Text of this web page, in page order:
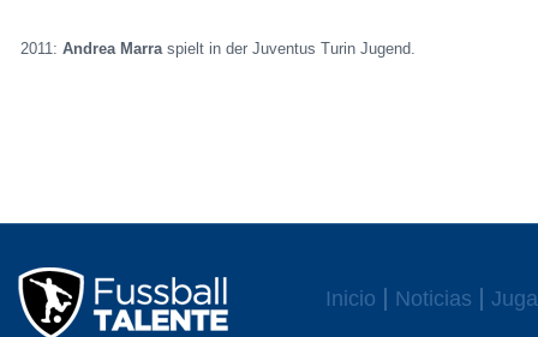
2011:Andrea Marraspielt in der Juventus Turin Jugend.
Inicio Noticias